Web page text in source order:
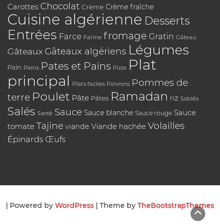
Carottes Chocolat Crème Crème fraîche
Cuisine algérienne Desserts
Entrées Farce Farine fromage Gratin Gâteau
Gâteaux Gâteaux algériens Légumes
Pain Pains Pates et Pains Pizza Plat
principal Plats faciles Poivrons Pommes de
terre Poulet Pâte Pâtes Ramadan riz Sablés
Salés Santé Sauce Sauce blanche Sauce rouge Sauce
tomate Tajine viande Viande hachée Volailles
Épinards Œufs
| Powered by WordPress | Theme by TheBootstrapThemes